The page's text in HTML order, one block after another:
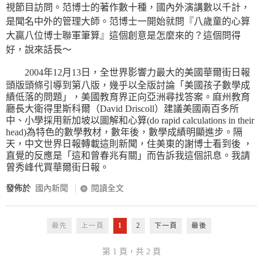
視節目訪問。范博士的著作數十種，國內外演講數以千計，
是聞名中外的管理大師。范博士一開始就問『八歲童的心算
大贏八位博士聯軍筆算』這個創意是怎麼來的？這個問得
好，說來話長～
2004年12月13日，全世界影響力最大的美國華爾街日報
頭版頭條引導到第八版，幾乎以全版討論「美國孩子數學成
績低落的問題」，美國教育界正向亞洲尋找答案。麻州教育
廳長大衛得里斯科爾（David Driscoll）建議美國兩百多所
中、小學採用新加坡以圖解和心算(do rapid calculations in their
head)為特色的數學教材，數年後，數學成績明顯進步。隔
天，中文世界日報轉載這則新聞，住美東的謝博士看到後 ，
直覺的反應是「這和曾春兆有關」而告訴我這個訊息。我請
曾秀峰代買華爾街日報。
發佈於 國內新聞 閱讀全文
最先 上一頁 1 2 下一頁 最後
第 1 頁，共 2 頁